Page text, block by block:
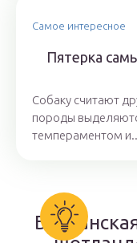
Самое интересное
Пятерка
Собаку считают
породы
темпераментом